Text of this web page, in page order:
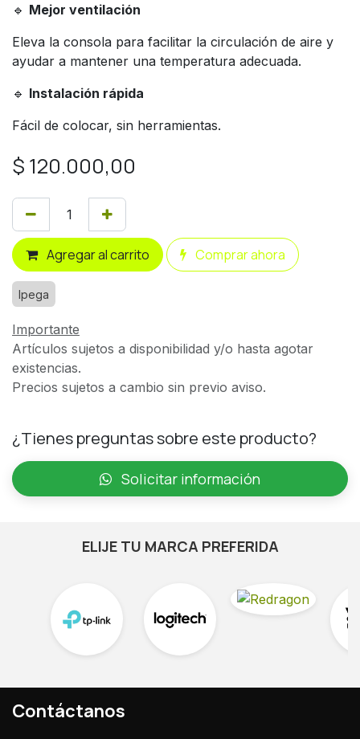
🔹 Mejor ventilación
Eleva la consola para facilitar la circulación de aire y
ayudar a mantener una temperatura adecuada.
🔹 Instalación rápida
Fácil de colocar, sin herramientas.
$ 120.000,00
Agregar al carrito Comprar ahora
Ipega
Importante
Artículos sujetos a disponibilidad y/o hasta agotar
existencias.
Precios sujetos a cambio sin previo aviso.
¿Tienes preguntas sobre este producto?
Solicitar información
ELIJE TU MARCA PREFERIDA
Contáctanos